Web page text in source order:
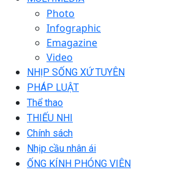
Photo
Infographic
Emagazine
Video
NHỊP SỐNG XỨ TUYÊN
PHÁP LUẬT
Thể thao
THIẾU NHI
Chính sách
Nhịp cầu nhân ái
ỐNG KÍNH PHÓNG VIÊN